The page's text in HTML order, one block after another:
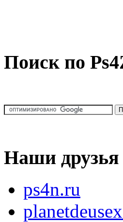
Поиск по
Наши друзья
ps4n.ru